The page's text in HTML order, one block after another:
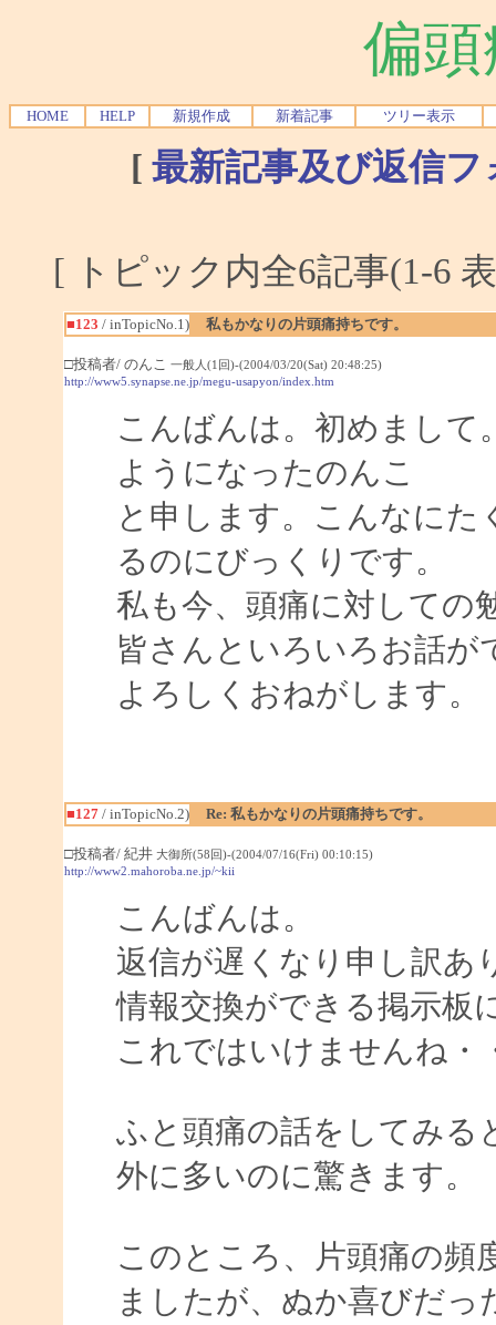
偏
HOME HELP 新規作成 新着記事 ツリー表示
[ 最新記事及び返信
[ トピック内全6記事(1-6
■123 / inTopicNo.1) 私もかなりの片頭痛持ちです。
□投稿者/ のんこ 一般人(1回)-(2004/03/20(Sat) 20:48:25)
http://www5.synapse.ne.jp/megu-usapyon/index.htm
こんばんは。初めまして
ようになったのんこ
と申します。こんなに
るのにびっくりです。
私も今、頭痛に対しての
皆さんといろいろお話
よろしくおねがします。
■127/ inTopicNo.2) Re: 私もかなりの片頭痛持ちです。
□投稿者/ 紀井 大御所(58回)-(2004/07/16(Fri) 00:10:15)
http://www2.mahoroba.ne.jp/~kii
こんばんは。
返信が遅くなり申し訳
情報交換ができる掲示板
これではいけませんね・
ふと頭痛の話をしてみる
外に多いのに驚きます。
このところ、片頭痛の
ましたが、ぬか喜びだ